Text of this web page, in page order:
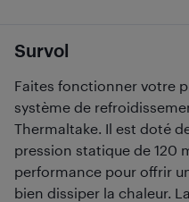
Survol
Faites fonctionner votre
système de
Thermaltake. Il est doté
pression statique de 120
performance pour offrir
bien dissiper la chaleur.